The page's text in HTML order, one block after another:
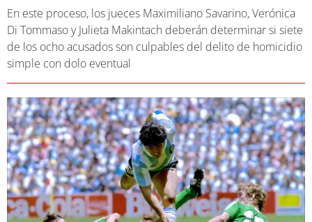
En este proceso, los jueces Maximiliano Savarino, Verónica
Di Tommaso y Julieta Makintach deberán determinar si siete
de los ocho acusados son culpables del delito de homicidio
simple con dolo eventual